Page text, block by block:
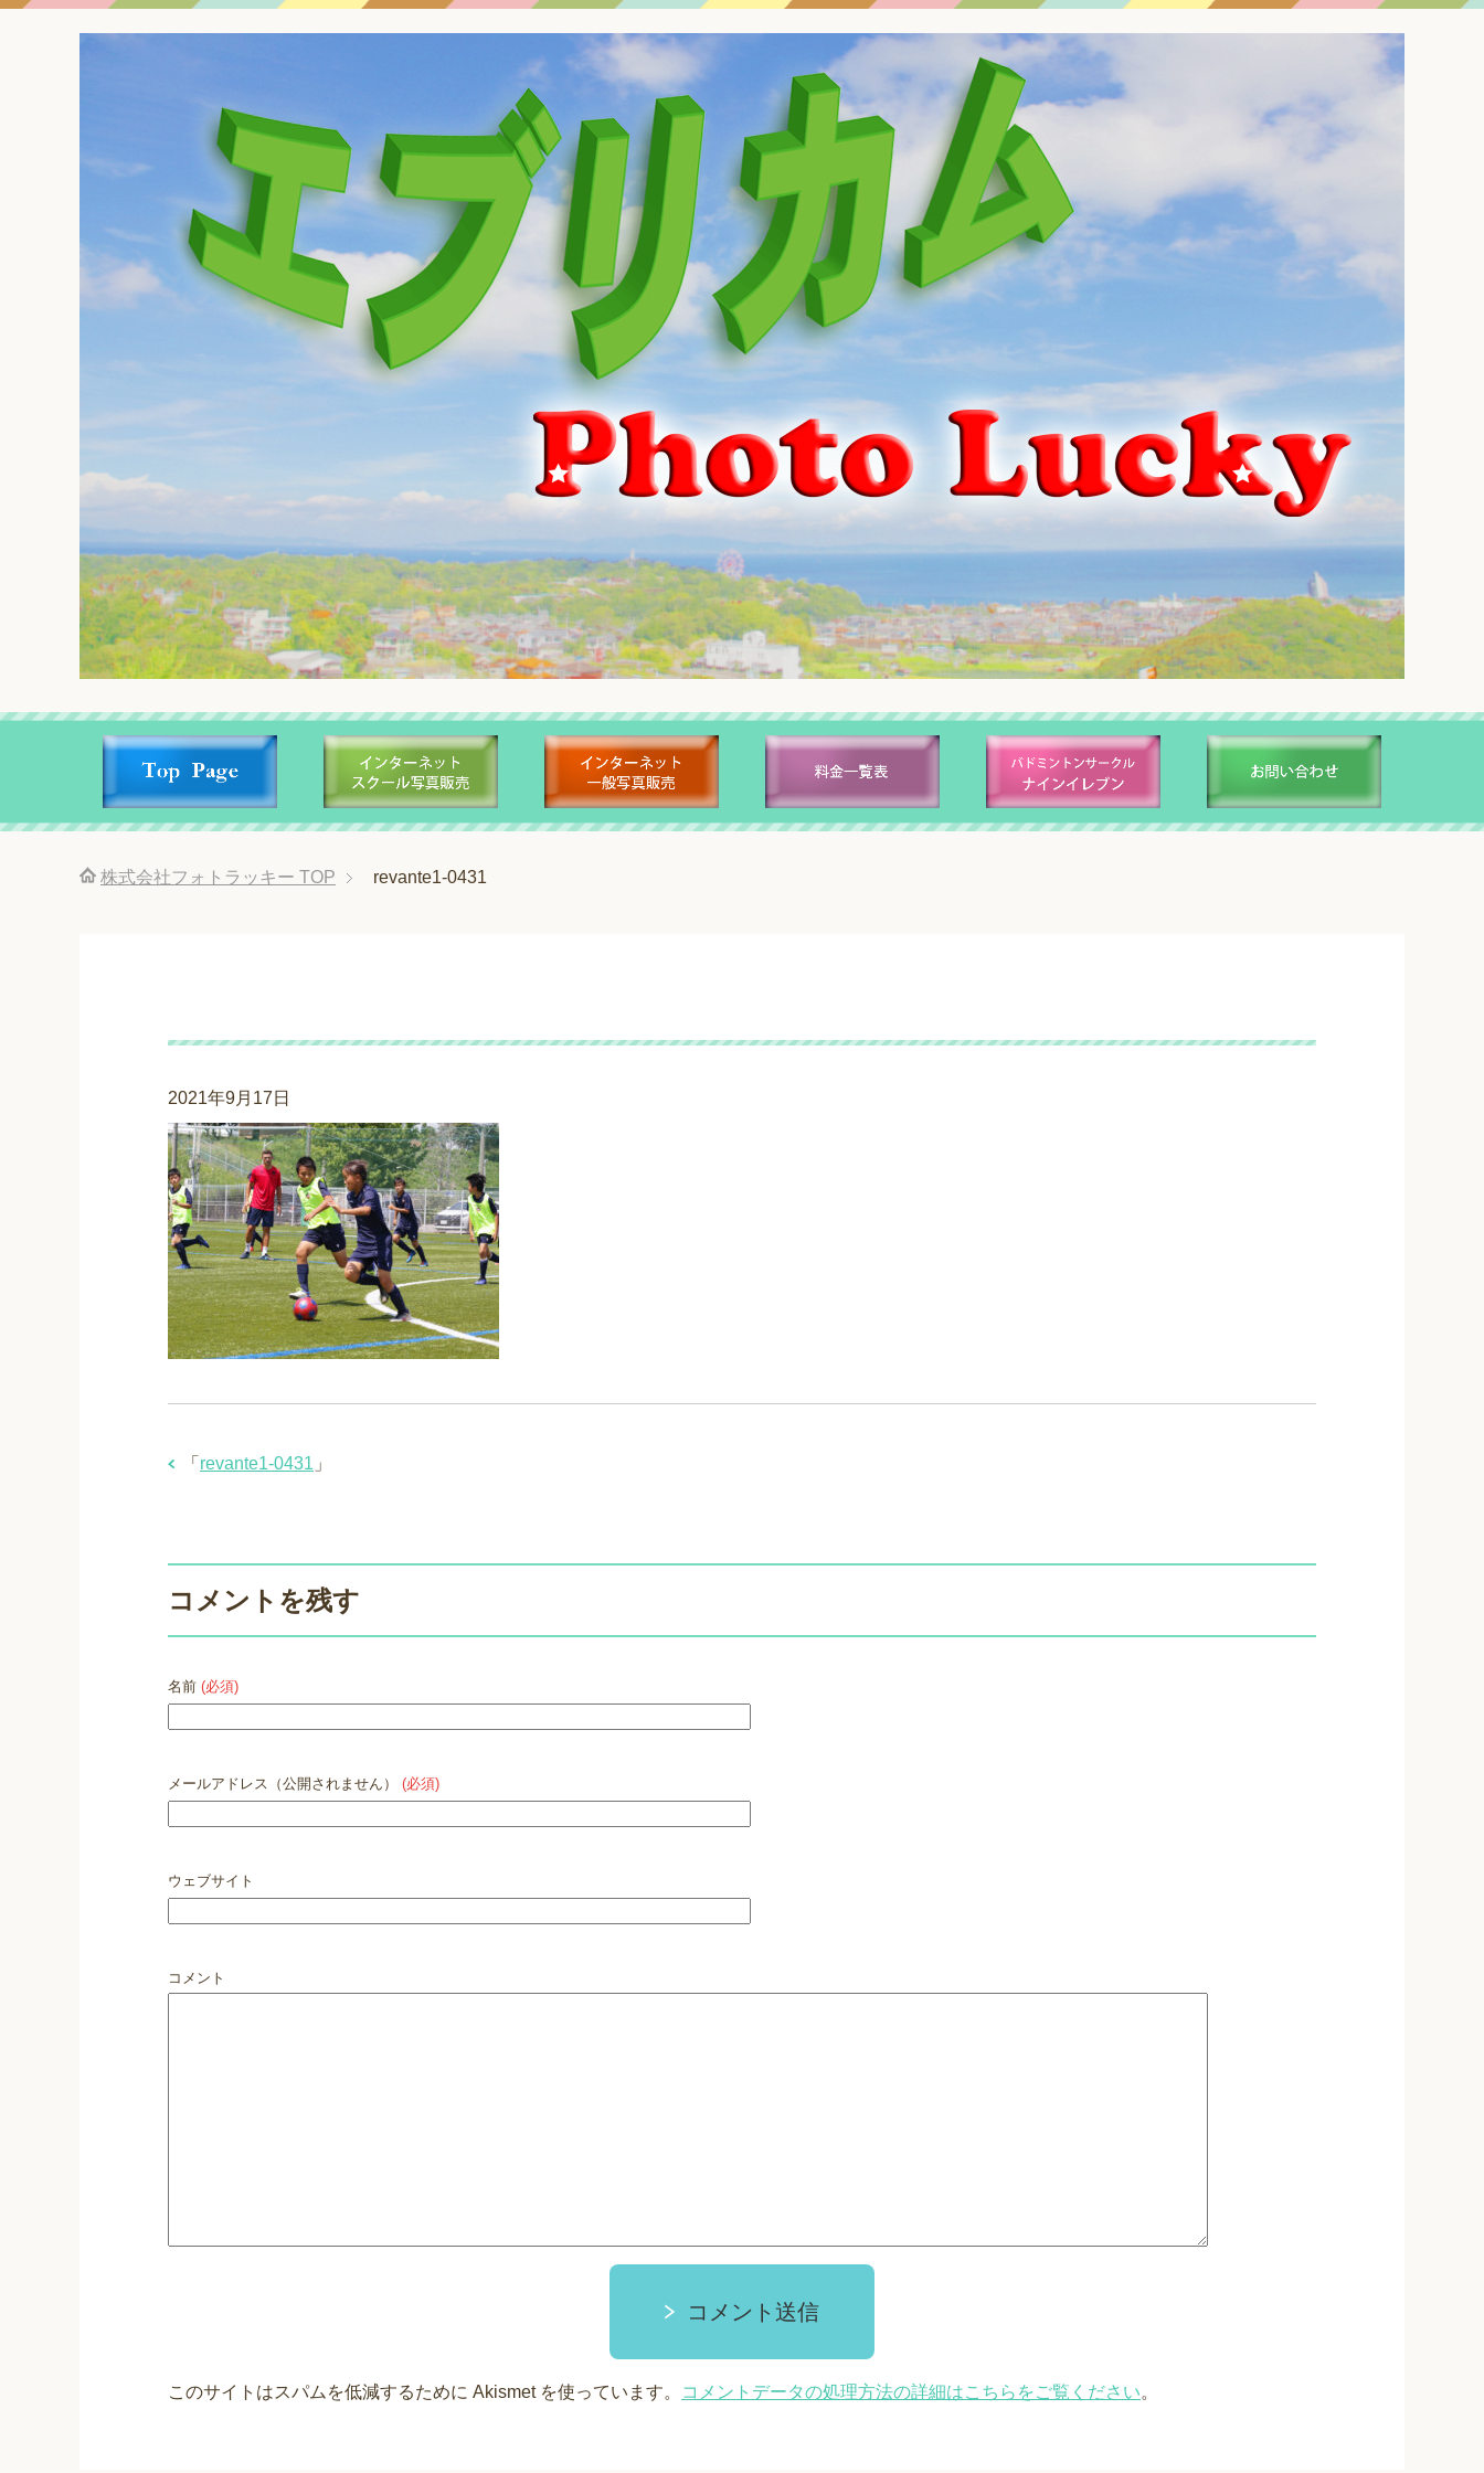
株式会社フォトラッキー TOP revante1-0431
2021年9月17日
「 revante1-0431 」
コメントを残す
名前 (必須)
メールアドレス（公開されません） (必須)
ウェブサイト
コメント
コメント送信
このサイトはスパムを低減するために Akismet を使っています。 コメントデータの処理方法の詳細はこちらをご覧ください。